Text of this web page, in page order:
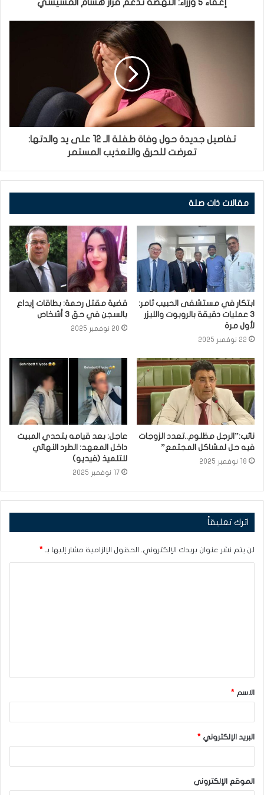
إعفاء 5 وزراء: النهضة تدعم قرار هشام المشيشي
تفاصيل جديدة حول وفاة طفلة الـ 12 على يد والدتها:
تعرضت للحرق والتعذيب المستمر
مقالات ذات صلة
ابتكار في مستشفى الحبيب ثامر:
3 عمليات دقيقة بالروبوت والليزر
لأول مرة
22 نوفمبر 2025
قضية مقتل رحمة: بطاقات إيداع
بالسجن في حق 3 أشخاص
20 نوفمبر 2025
نائب:”الرجل مظلوم..تعدد الزوجات
فيه حل لمشاكل المجتمع”
18 نوفمبر 2025
عاجل: بعد قيامه بتحدي المبيت
داخل المعهد: الطرد النهائي
للتلميذ (فيديو)
17 نوفمبر 2025
اترك تعليقاً
لن يتم نشر عنوان بريدك الإلكتروني. الحقول الإلزامية مشار إليها بـ *
ق
*الاسم *
البريد الإلكتروني *
الموقع الإلكتروني